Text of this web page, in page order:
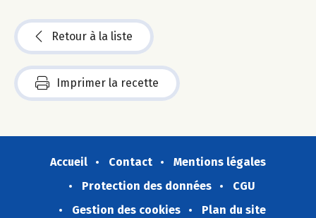
Retour à la liste
Imprimer la recette
Accueil Contact
Mentions légales
Protection des données
CGU
Gestion des cookies
Plan du site